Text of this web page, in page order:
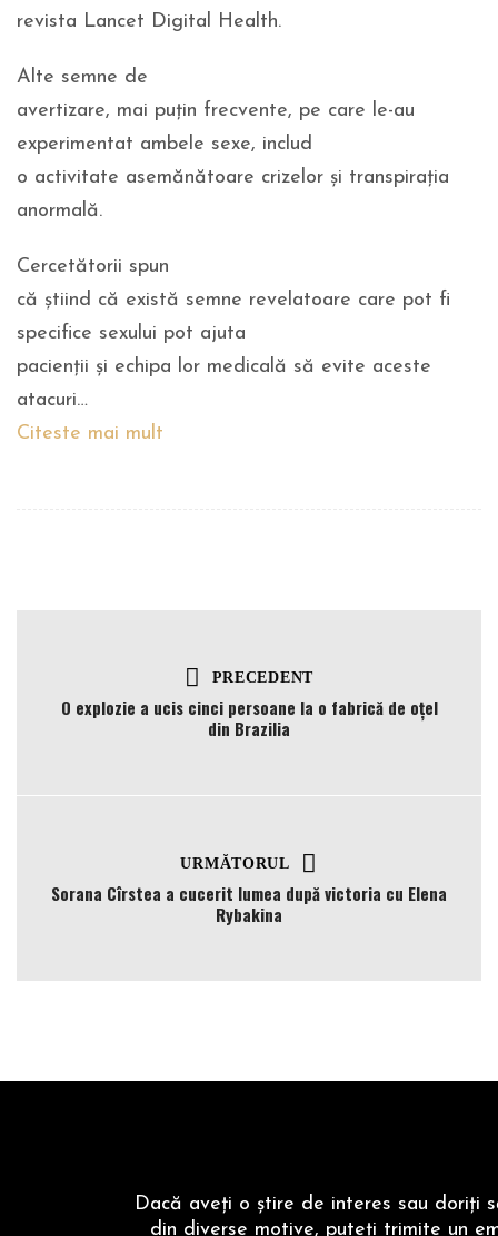
revista Lancet Digital Health.
Alte semne de
avertizare, mai puțin frecvente, pe care le-au
experimentat ambele sexe, includ
o activitate asemănătoare crizelor și transpirația
anormală.
Cercetătorii spun
că știind că există semne revelatoare care pot fi
specifice sexului pot ajuta
pacienții și echipa lor medicală să evite aceste
atacuri…
Citeste mai mult
PRECEDENT
O explozie a ucis cinci persoane la o fabrică de oțel
din Brazilia
URMĂTORUL
Sorana Cîrstea a cucerit lumea după victoria cu Elena
Rybakina
Dacă aveţi o ştire de interes sau doriţi
din diverse motive, puteţi trimite un